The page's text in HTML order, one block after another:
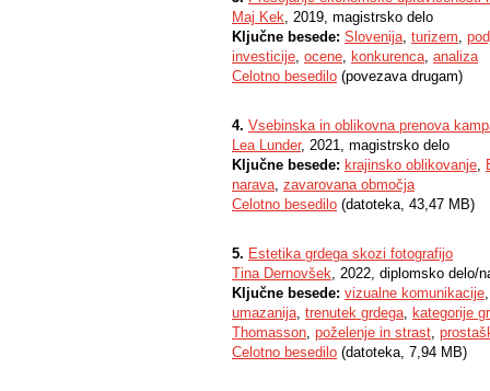
Maj Kek, 2019, magistrsko delo
Ključne besede: Slovenija, turizem,
investicije, ocene, konkurenca, analiza
Celotno besedilo (povezava drugam)
4. Vsebinska in oblikovna prenova
Lea Lunder, 2021, magistrsko delo
Ključne besede: krajinsko oblikovanje,
narava, zavarovana območja
Celotno besedilo (datoteka, 43,47 MB)
5. Estetika grdega skozi fotografijo
Tina Dernovšek, 2022, diplomsko delo/
Ključne besede: vizualne komunikacije
umazanija, trenutek grdega, kategorije
Thomasson, poželenje in strast,
Celotno besedilo (datoteka, 7,94 MB)